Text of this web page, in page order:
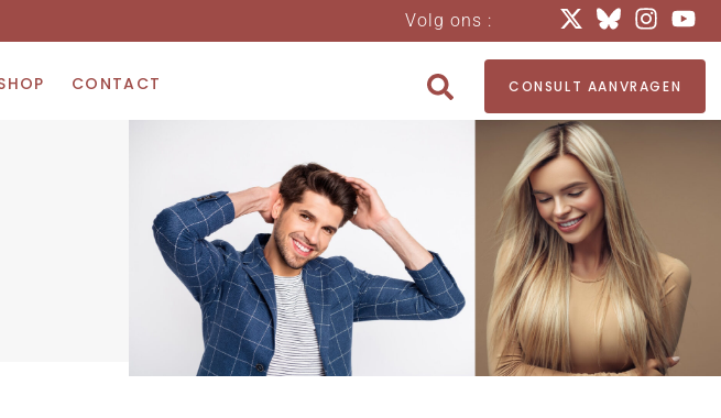
Volg ons :
CONTACT CONSULT AANVRAGEN